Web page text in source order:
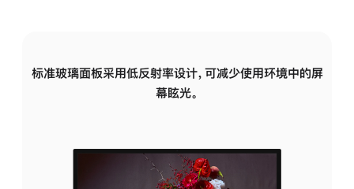
标准玻璃面板采用低反射率设计，可减少使用环境中的屏
幕眩光。